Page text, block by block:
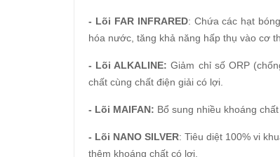
- Lõi FAR INFRARED: Chứa các hạt
hóa nước, tăng khả năng hấp thụ vào cơ
- Lõi ALKALINE: Giảm chỉ số ORP
chất cùng chất điện giải có lợi.
- Lõi MAIFAN: Bổ sung nhiều khoáng
- Lõi NANO SILVER: Tiêu diệt 100% vi
thêm khoáng chất có lợi.